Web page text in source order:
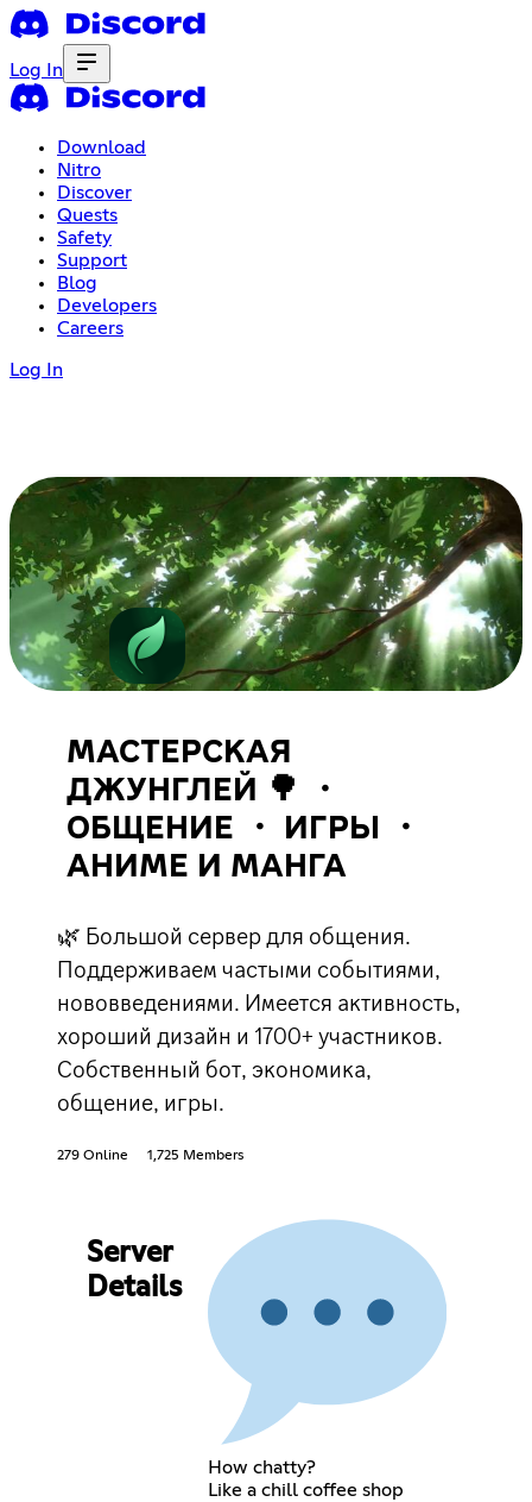
Log In
Download
Nitro
Discover
Quests
Safety
Support
Blog
Developers
Careers
Log In
МАСТЕРСКАЯ
ДЖУНГЛЕЙ 🌳 ・
ОБЩЕНИЕ ・ ИГРЫ ・
АНИМЕ И МАНГА
🌿 Большой сервер для общения.
Поддерживаем частыми событиями,
нововведениями. Имеется активность,
хороший дизайн и 1700+ участников.
Собственный бот, экономика,
общение, игры.
279 Online 1,725 Members
Server
Details
How chatty?
Like a chill coffee shop